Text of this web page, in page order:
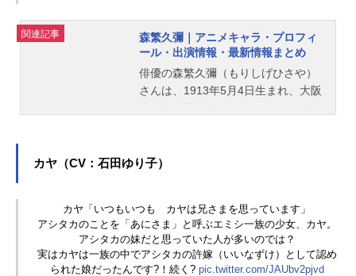
関連記事
森繁久彌｜アニメキャラ・プロフィ
ール・出演情報・最新情報まとめ
俳優の森繁久彌（もりしげひさや）
さんは、1913年5月4日生まれ、大阪
カヤ（CV：石田ゆり子）
カヤ「いつもいつも カヤは兄さまを思っています」
アシタカのことを「あにさま」と呼ぶエミシ一族の少女、カヤ。
アシタカの妹だと思っていた人が多いのでは？
実はカヤは一族の中でアシタカの許嫁（いいなずけ）として認め
られた娘だったんです?！続く? pic.twitter.com/JAUbv2pjvd